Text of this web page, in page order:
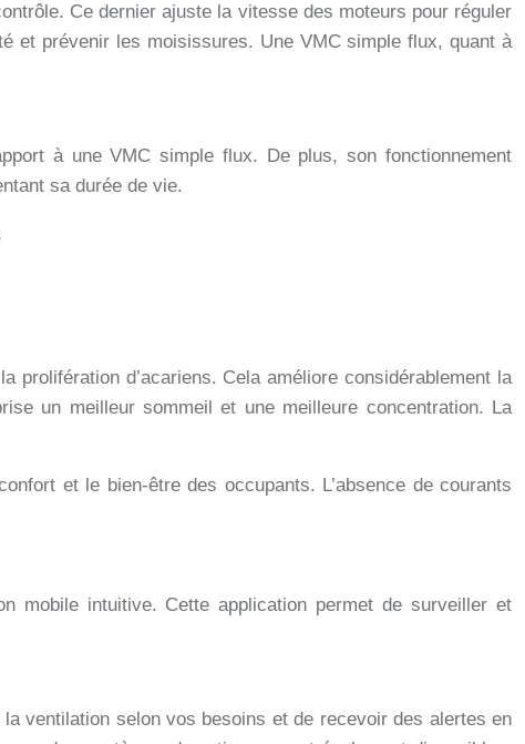
Ce dernier ajuste la vitesse des moteurs pour réguler
et prévenir les moisissures. Une VMC simple flux, quant à
à une VMC simple flux. De plus, son fonctionnement
sa durée de vie.
prolifération d’acariens. Cela améliore considérablement la
un meilleur sommeil et une meilleure concentration. La
et le bien-être des occupants. L’absence de courants
mobile intuitive. Cette application permet de surveiller et
ventilation selon vos besoins et de recevoir des alertes en